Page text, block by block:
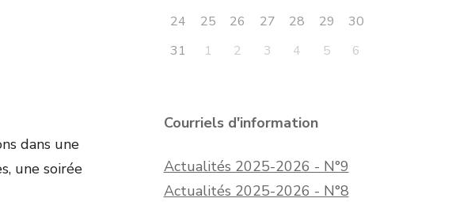
dans une
une soirée
24
25 26 27 28 29
30
31
1 2 3 4 5 6
Courriels d'information
Actualités 2025-2026 - N°9
Actualités 2025-2026 - N°8